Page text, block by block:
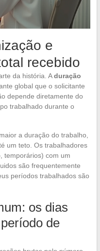
e
recebido
da história. Aduração
global que o solicitante
depende diretamente do
trabalhado durante o
a duração do trabalho,
um teto. Os trabalhadores
temporários) com um
são frequentemente
períodos trabalhados são
os dias
de